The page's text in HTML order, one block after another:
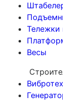
Тележки
Весы